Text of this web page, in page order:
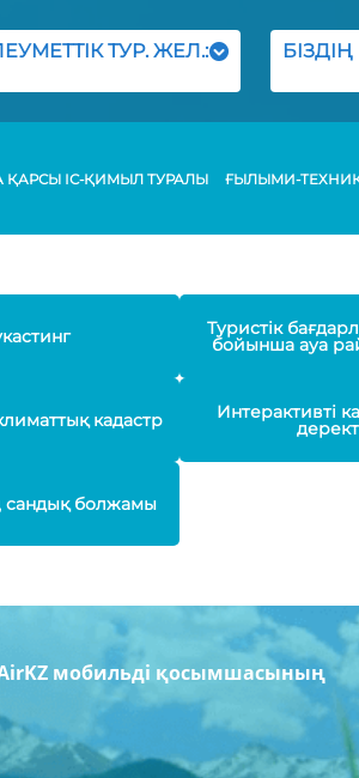
ТУР. ЖЕЛ.:
ІС-ҚИМЫЛ ТУРАЛЫ ҒЫЛЫМИ-
Туристік
бойынша ауа
кадастр Интерактивті
болжамы
мобильді қосымшасының